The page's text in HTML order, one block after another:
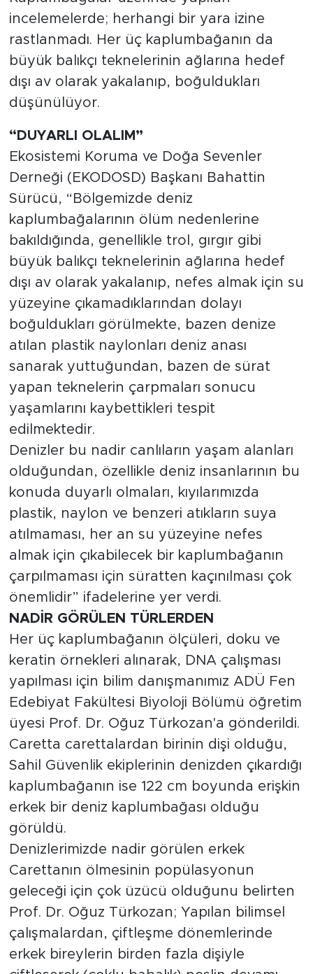
incelemelerde; herhangi bir yara izine
rastlanmadı. Her üç kaplumbağanın da
büyük balıkçı teknelerinin ağlarına hedef
dışı av olarak yakalanıp, boğuldukları
düşünülüyor.
“DUYARLI OLALIM”
Ekosistemi Koruma ve Doğa Sevenler
Derneği (EKODOSD) Başkanı Bahattin
Sürücü, “Bölgemizde deniz
kaplumbağalarının ölüm nedenlerine
bakıldığında, genellikle trol, gırgır gibi
büyük balıkçı teknelerinin ağlarına hedef
dışı av olarak yakalanıp, nefes almak için su
yüzeyine çıkamadıklarından dolayı
boğuldukları görülmekte, bazen denize
atılan plastik naylonları deniz anası
sanarak yuttuğundan, bazen de sürat
yapan teknelerin çarpmaları sonucu
yaşamlarını kaybettikleri tespit
edilmektedir.
Denizler bu nadir canlıların yaşam alanları
olduğundan, özellikle deniz insanlarının bu
konuda duyarlı olmaları, kıyılarımızda
plastik, naylon ve benzeri atıkların suya
atılmaması, her an su yüzeyine nefes
almak için çıkabilecek bir kaplumbağanın
çarpılmaması için süratten kaçınılması çok
önemlidir” ifadelerine yer verdi.
NADİR GÖRÜLEN TÜRLERDEN
Her üç kaplumbağanın ölçüleri, doku ve
keratin örnekleri alınarak, DNA çalışması
yapılması için bilim danışmanımız ADÜ Fen
Edebiyat Fakültesi Biyoloji Bölümü öğretim
üyesi Prof. Dr. Oğuz Türkozan'a gönderildi.
Caretta carettalardan birinin dişi olduğu,
Sahil Güvenlik ekiplerinin denizden çıkardığı
kaplumbağanın ise 122 cm boyunda erişkin
erkek bir deniz kaplumbağası olduğu
görüldü.
Denizlerimizde nadir görülen erkek
Carettanın ölmesinin popülasyonun
geleceği için çok üzücü olduğunu belirten
Prof. Dr. Oğuz Türkozan; Yapılan bilimsel
çalışmalardan, çiftleşme dönemlerinde
erkek bireylerin birden fazla dişiyle